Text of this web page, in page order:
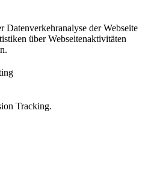
der Webseite
über Webseitenaktivitäten
Tracking.